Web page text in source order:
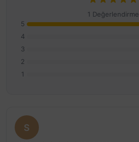
1 Değerlendirme
5
4
3
2
1
S